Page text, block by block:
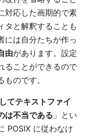
対応した画期的で素
タと解釈することも
には自分たちが作っ
由があります。設定
ることができるので
のです。
てテキストファイ
は不当である 」とい
POSIX に従わなけ